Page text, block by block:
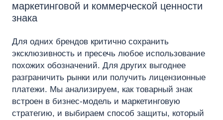
маркетинговой и коммерческой ценности
знака
Для одних брендов критично сохранить
эксклюзивность и пресечь любое использование
похожих обозначений. Для других выгоднее
разграничить рынки или получить лицензионные
платежи. Мы анализируем, как товарный знак
встроен в бизнес-модель и маркетинговую
стратегию, и выбираем способ защиты, который